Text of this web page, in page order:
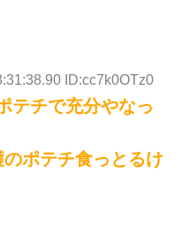
ID:cc7k0OTz0
テチで充分やなっ
ポテチ食っとるけ